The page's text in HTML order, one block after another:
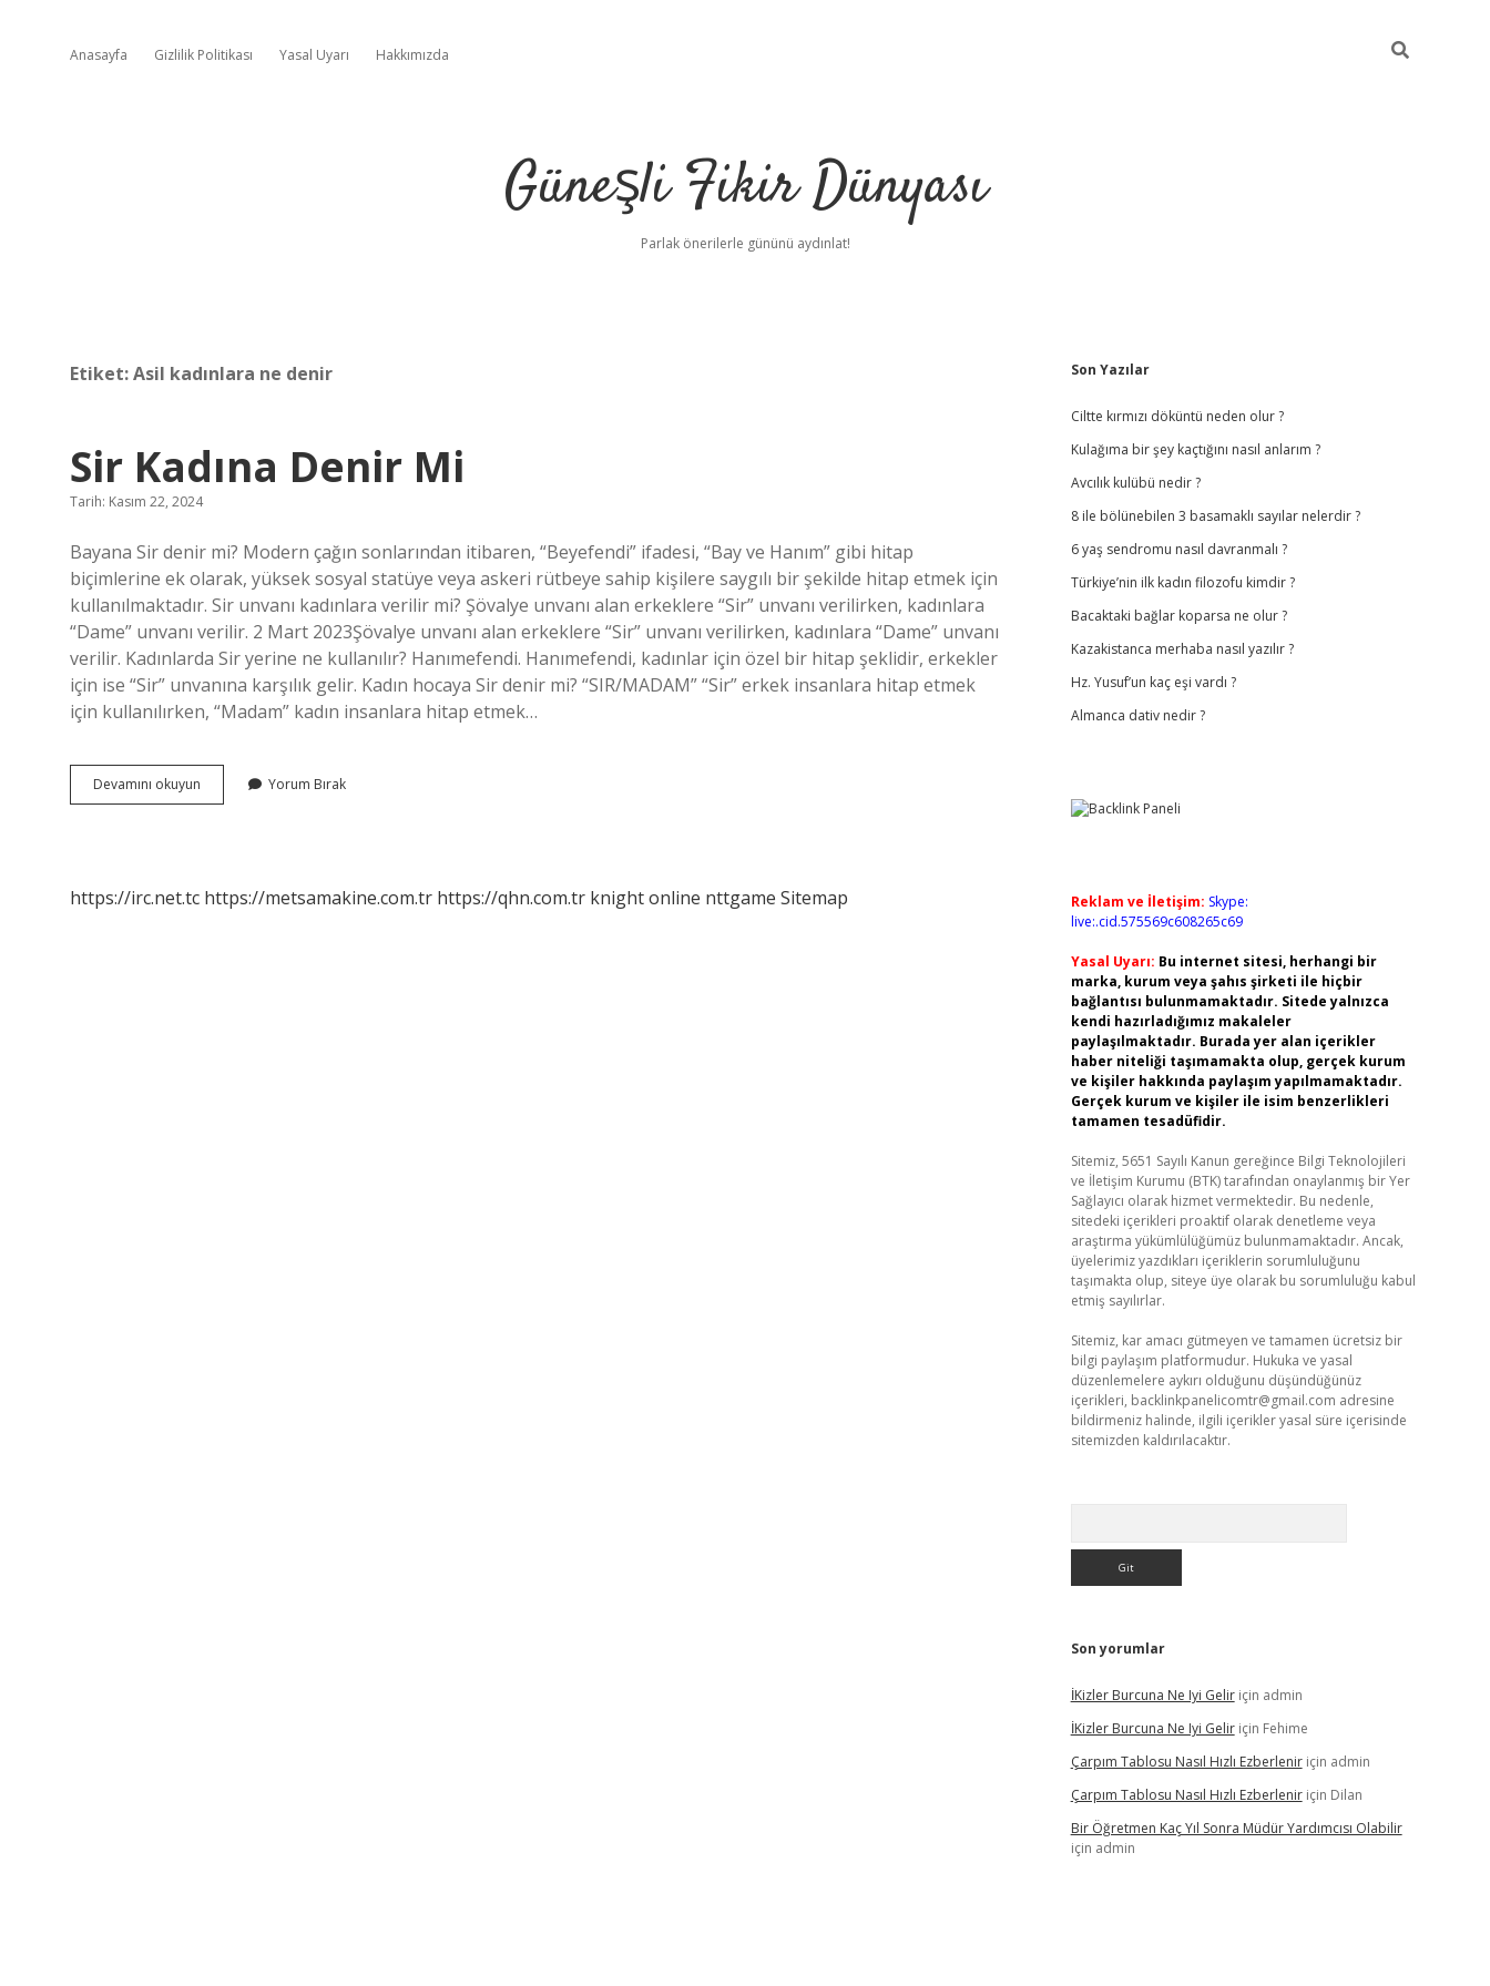
Anasayfa Gizlilik Politikası Yasal Uyarı Hakkımızda
Güneşli Fikir Dünyası
Parlak önerilerle gününü aydınlat!
Etiket:Asil kadınlara ne denir
Sir Kadına Denir Mi
Tarih: Kasım 22, 2024
Bayana Sir denir mi? Modern çağın sonlarından itibaren, “Beyefendi” ifadesi, “Bay ve Hanım” gibi hitap
biçimlerine ek olarak, yüksek sosyal statüye veya askeri rütbeye sahip kişilere saygılı bir şekilde hitap etmek için
kullanılmaktadır. Sir unvanı kadınlara verilir mi? Şövalye unvanı alan erkeklere “Sir” unvanı verilirken, kadınlara
“Dame” unvanı verilir. 2 Mart 2023Şövalye unvanı alan erkeklere “Sir” unvanı verilirken, kadınlara “Dame” unvanı
verilir. Kadınlarda Sir yerine ne kullanılır? Hanımefendi. Hanımefendi, kadınlar için özel bir hitap şeklidir, erkekler
için ise “Sir” unvanına karşılık gelir. Kadın hocaya Sir denir mi? “SIR/MADAM” “Sir” erkek insanlara hitap etmek
için kullanılırken, “Madam” kadın insanlara hitap etmek…
Devamını okuyun
Kadına
Yorum Bırak
https://irc.net.tc https://metsamakine.com.tr https://qhn.com.tr knight online nttgame Sitemap
Sidebar
Son Yazılar
Ciltte kırmızı döküntü neden olur ?
Kulağıma bir şey kaçtığını nasıl anlarım ?
Avcılık kulübü nedir ?
8 ile bölünebilen 3 basamaklı sayılar nelerdir ?
6 yaş sendromu nasıl davranmalı ?
Türkiye’nin ilk kadın filozofu kimdir ?
Bacaktaki bağlar koparsa ne olur ?
Kazakistanca merhaba nasıl yazılır ?
Hz. Yusuf’un kaç eşi vardı ?
Almanca dativ nedir ?
Reklam ve İletişim: Skype:
live:.cid.575569c608265c69
Yasal Uyarı: Bu internet sitesi, herhangi bir
marka, kurum veya şahıs şirketi ile hiçbir
bağlantısı bulunmamaktadır. Sitede yalnızca
kendi hazırladığımız makaleler
paylaşılmaktadır. Burada yer alan içerikler
haber niteliği taşımamakta olup, gerçek kurum
ve kişiler hakkında paylaşım yapılmamaktadır.
Gerçek kurum ve kişiler ile isim benzerlikleri
tamamen tesadüfidir.
Sitemiz, 5651 Sayılı Kanun gereğince Bilgi Teknolojileri
ve İletişim Kurumu (BTK) tarafından onaylanmış bir Yer
Sağlayıcı olarak hizmet vermektedir. Bu nedenle,
sitedeki içerikleri proaktif olarak denetleme veya
araştırma yükümlülüğümüz bulunmamaktadır. Ancak,
üyelerimiz yazdıkları içeriklerin sorumluluğunu
taşımakta olup, siteye üye olarak bu sorumluluğu kabul
etmiş sayılırlar.
Sitemiz, kar amacı gütmeyen ve tamamen ücretsiz bir
bilgi paylaşım platformudur. Hukuka ve yasal
düzenlemelere aykırı olduğunu düşündüğünüz
içerikleri, backlinkpanelicomtr@gmail.com adresine
bildirmeniz halinde, ilgili içerikler yasal süre içerisinde
sitemizden kaldırılacaktır.
Son yorumlar
İKizler Burcuna Ne Iyi Geliriçin admin
İKizler Burcuna Ne Iyi Geliriçin Fehime
Çarpım Tablosu Nasıl Hızlı Ezberleniriçin admin
Çarpım Tablosu Nasıl Hızlı Ezberleniriçin Dilan
Bir Öğretmen Kaç Yıl Sonra Müdür Yardımcısı Olabilir
için admin
ilbethiltonbet